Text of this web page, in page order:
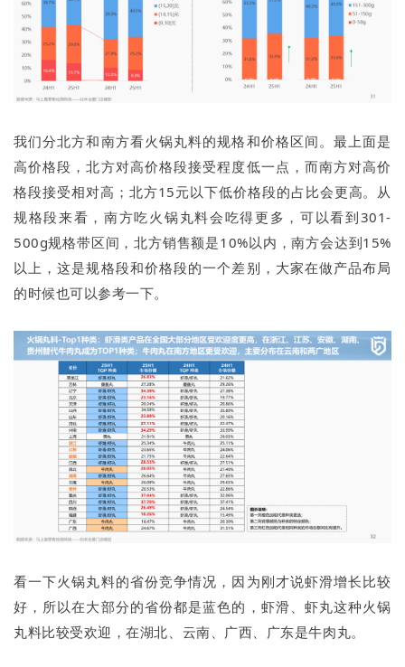
我们分北方和南方看火锅丸料的规格和价格区间。最上面是
高价格段，北方对高价格段接受程度低一点，而南方对高价
格段接受相对高；北方15元以下低价格段的占比会更高。从
规格段来看，南方吃火锅丸料会吃得更多，可以看到301-
500g规格带区间，北方销售额是10%以内，南方会达到15%
以上，这是规格段和价格段的一个差别，大家在做产品布局
的时候也可以参考一下。
看一下火锅丸料的省份竞争情况，因为刚才说虾滑增长比较
好，所以在大部分的省份都是蓝色的，虾滑、虾丸这种火锅
丸料比较受欢迎，在湖北、云南、广西、广东是牛肉丸。